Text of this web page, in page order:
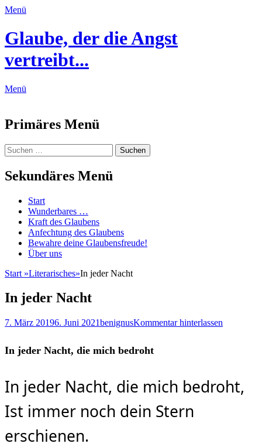
Menü
Glaube, der die Angst
vertreibt...
Menü
Primäres Menü
Zum
Inhalt
springen
Suchen
Suchen
nach:
Sekundäres Menü
Zum
Inhalt
springen
Start
Wunderbares …
Kraft des Glaubens
Anfechtung des Glaubens
Bewahre deine Glaubensfreude!
Über uns
Start »Literarisches»In jeder Nacht
In jeder Nacht
Posted
7. März 20196. Juni 2021Autor
benignusKommentar hinterlassen
In jeder Nacht, die mich bedroht
In jeder Nacht, die mich bedroht,
Ist immer noch dein Stern
erschienen.